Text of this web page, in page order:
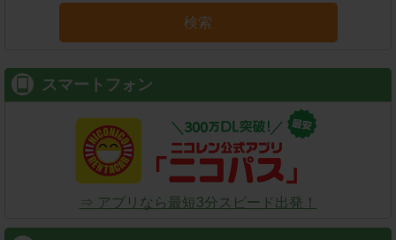
検索
スマートフォン
⇒ アプリなら最短3分スピード出発！